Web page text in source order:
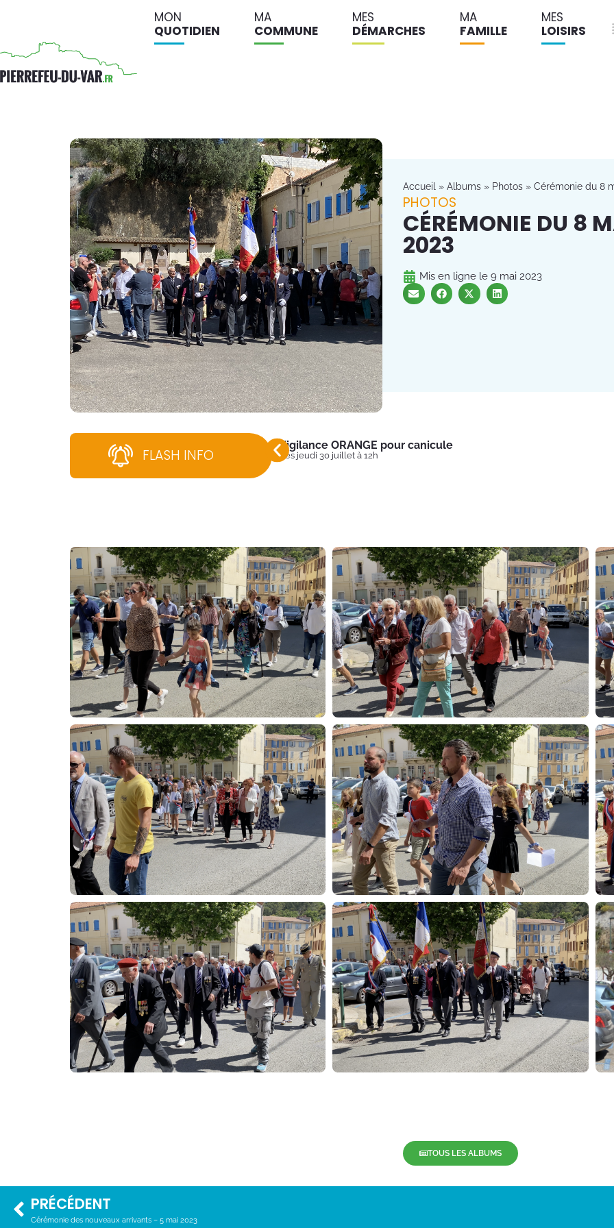
MON
QUOTIDIEN
MA
COMMUNE
MES
DÉMARCHES
MA
FAMILLE
MES
LOISIRS
Accueil » Albums » Photos » Cérémonie du 8
PHOTOS
CÉRÉMONIE DU 8
2023
Mis en ligne le 9 mai 2023
FLASH INFO
Vigilance ORANGE pour canicule
Dès jeudi 30 juillet à 12h
TOUS LES ALBUMS
PRÉCÉDENT
Cérémonie des nouveaux arrivants – 5 mai 2023